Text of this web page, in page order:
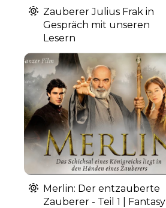
Zauberer Julius Frak in
Gespräch mit unseren
Lesern
Merlin: Der entzauberte
Zauberer - Teil 1 | Fantasy |